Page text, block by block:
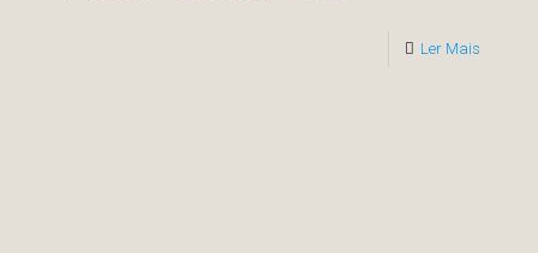
Ler Mais